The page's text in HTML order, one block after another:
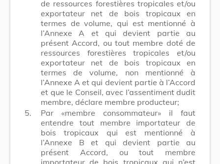
de ressources forestières tropicales et/ou
exportateur net de bois tropicaux en
termes de volume, qui est mentionné à
l’Annexe A et qui devient partie au
présent Accord, ou tout membre doté de
ressources forestières tropicales et/ou
exportateur net de bois tropicaux en
termes de volume, non mentionné à
l’Annexe A et qui devient partie à l’Accord
et que le Conseil, avec l’assentiment dudit
membre, déclare membre producteur;
5.
Par «membre consommateur» il faut
entendre tout membre importateur de
bois tropicaux qui est mentionné à
l’Annexe B et qui devient partie au
présent Accord, ou tout membre
importateur de bois tropicaux qui n’est